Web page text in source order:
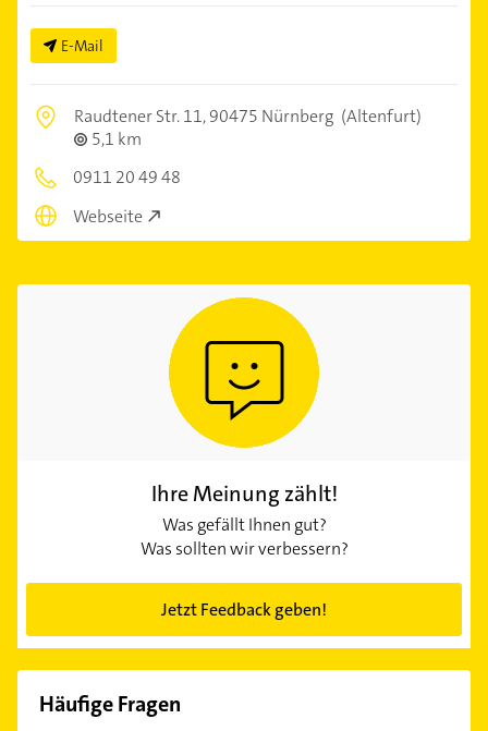
E-Mail
Raudtener Str. 11,90475 Nürnberg (Altenfurt)
5,1 km
0911 20 49 48
Webseite
Ihre Meinung zählt!
Was gefällt Ihnen gut?
Was sollten wir verbessern?
Jetzt Feedback geben!
Häufige Fragen